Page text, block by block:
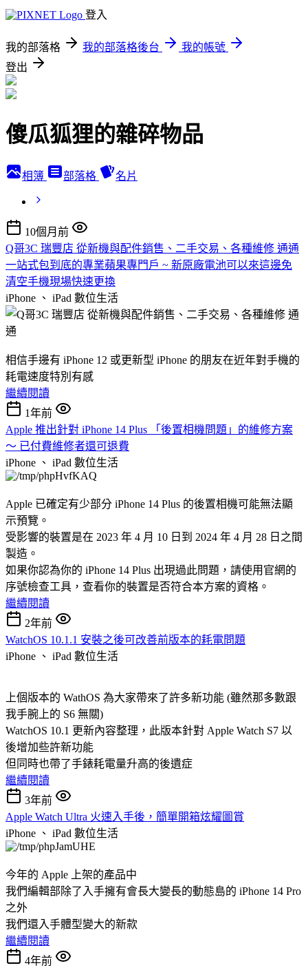
登入
我的部落格 我的部落格後台
我的帳號
登出
傻瓜狐狸的雜碎物品
相簿 部落格 名片
10個月前
Q哥3C 瑞豐店 從新機與配件銷售、二手交易、各種維修 通通
一站式包到底的專業蘋果專門戶 ~ 新原廠電池可以來這邊免
清空手機現場快速更換
iPhone 、 iPad 數位生活
相信手邊有 iPhone 12 或更新型 iPhone 的朋友在近年對手機的
耗電速度特別有感
繼續閱讀
1年前
Apple 推出針對 iPhone 14 Plus 「後置相機問題」的維修方案
～ 已付費維修者還可退費
iPhone 、 iPad 數位生活
Apple 已確定有少部分 iPhone 14 Plus 的後置相機可能無法顯
示預覽。
受影響的裝置是在 2023 年 4 月 10 日到 2024 年 4 月 28 日之間
製造。
如果你認為你的 iPhone 14 Plus 出現過此問題，請使用官網的
序號檢查工具，查看你的裝置是否符合本方案的資格。
繼續閱讀
2年前
WatchOS 10.1.1 安裝之後可改善前版本的耗電問題
iPhone 、 iPad 數位生活
上個版本的 WathOS 為大家帶來了許多新功能 (雖然那多數跟
我手腕上的 S6 無關)
WatchOS 10.1 更新內容整理，此版本針對 Apple Watch S7 以
後增加些許新功能
但同時也帶了手錶耗電量升高的後遺症
繼續閱讀
3年前
Apple Watch Ultra 火速入手後，簡單開箱炫耀圖賞
iPhone 、 iPad 數位生活
今年的 Apple 上架的產品中
我們編輯部除了入手擁有會長大變長的動態島的 iPhone 14 Pro
之外
我們還入手體型變大的新款
繼續閱讀
4年前